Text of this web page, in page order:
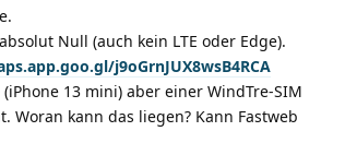
Null (auch kein LTE oder Edge).
j9oGrnJUX8wsB4RCA
13 mini) aber einer WindTre-SIM
kann das liegen? Kann Fastweb